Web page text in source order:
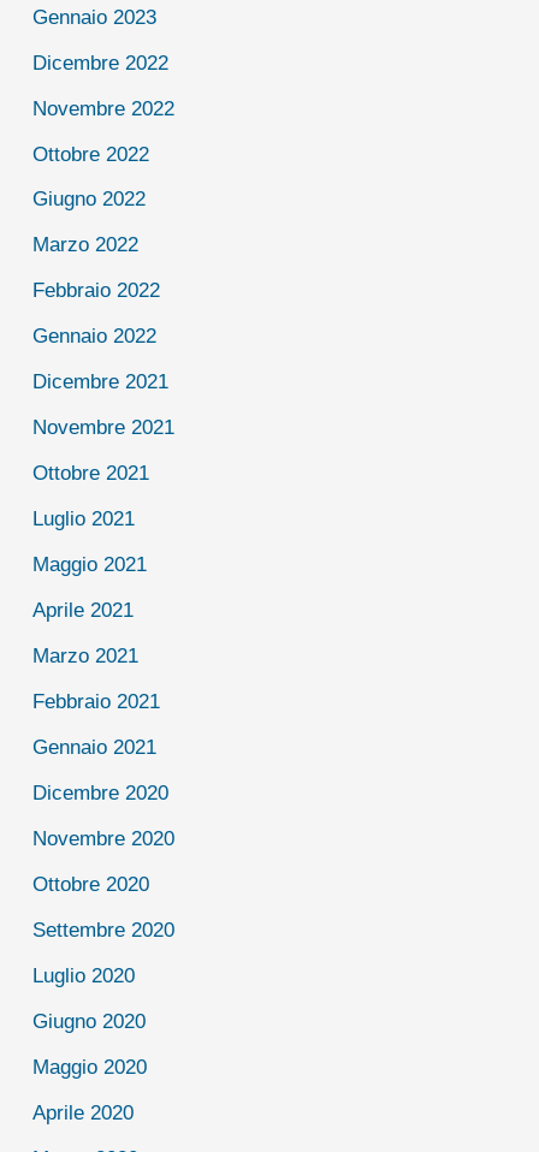
Gennaio 2023
Dicembre 2022
Novembre 2022
Ottobre 2022
Giugno 2022
Marzo 2022
Febbraio 2022
Gennaio 2022
Dicembre 2021
Novembre 2021
Ottobre 2021
Luglio 2021
Maggio 2021
Aprile 2021
Marzo 2021
Febbraio 2021
Gennaio 2021
Dicembre 2020
Novembre 2020
Ottobre 2020
Settembre 2020
Luglio 2020
Giugno 2020
Maggio 2020
Aprile 2020